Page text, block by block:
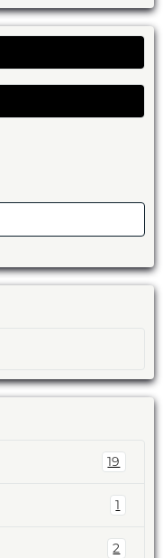
19
1
2